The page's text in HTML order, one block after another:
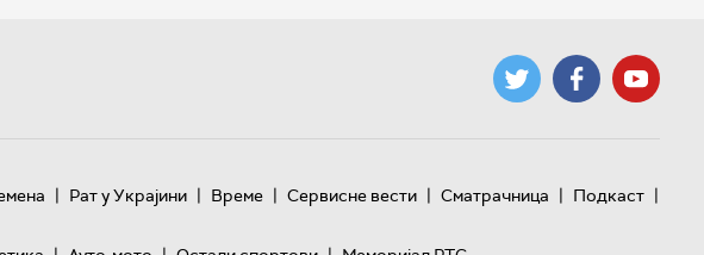
| Рат у Украјини | Време | Сервисне вести | Сматрачница | Подкаст |